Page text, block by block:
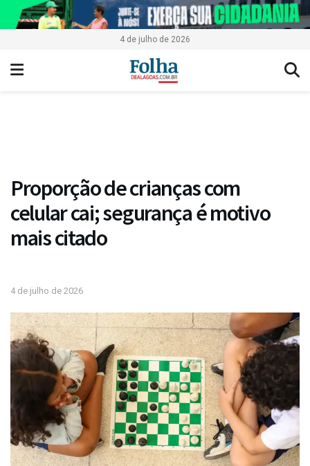
4 de julho de 2026
Proporção de crianças com
celular cai; segurança é motivo
mais citado
4 de julho de 2026